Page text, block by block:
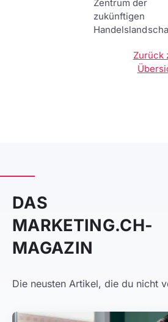
Zentrum der
zukünftigen
Zurück
DAS
MARKETING.CH-
MAGAZIN
Die neusten Artikel, die du nicht